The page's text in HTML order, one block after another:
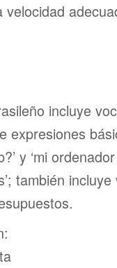
incluye
expresiones
y ‘mi
también